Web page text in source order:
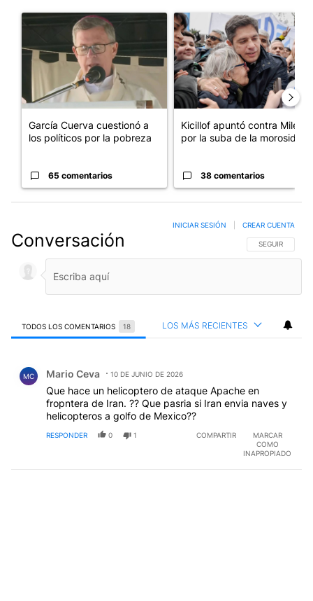
Un artículo de tendencia con el título "García Cuerva
García Cuerva cuestionó a
los políticos por la pobreza
65 comentarios
Un artículo de tendencia con
Kicillof apuntó contra Milei
por la suba de la morosida...
38 comentarios
Conversación SIGA ESTA
SEGUIR
INICIAR SESIÓN CREAR CUENTA
TODOS LOS COMENTARIOS 18 LOS MÁS RECIENTES
MC Mario Ceva 10 DE JUNIO DE 2026
Que hace un helicoptero de ataque Apache en
fropntera de Iran. ?? Que pasria si Iran envia naves y
helicopteros a golfo de Mexico??
RESPONDER 0 1 COMPARTIR
MARCAR
COMO
INAPROPIADO